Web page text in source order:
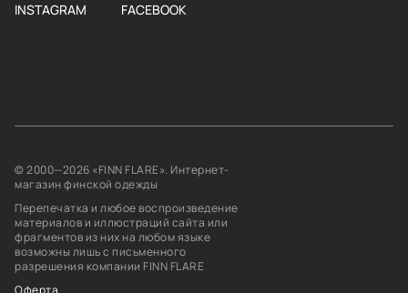
INSTAGRAM FACEBOOK
© 2000—2026 «FINN FLARE». Интернет-
магазин финской одежды
Перепечатка и любое воспроизведение
материалов и иллюстраций сайта или
фрагментов из них на любом языке
возможны лишь с письменного
разрешения компании FINN FLARE
Оферта